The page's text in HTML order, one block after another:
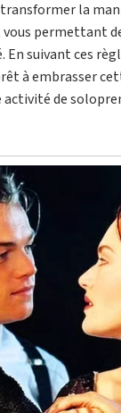
la
permettant
En suivant ces
à embrasser
de